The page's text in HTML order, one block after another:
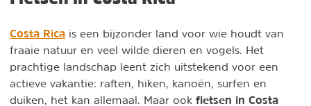
Costa Rica is een bijzonder land voor wie houdt van
fraaie natuur en veel wilde dieren en vogels. Het
prachtige landschap leent zich uitstekend voor een
actieve vakantie: raften, hiken, kanoën, surfen en
duiken, het kan allemaal. Maar ook fietsen in Costa